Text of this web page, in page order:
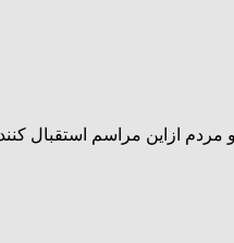
ازاین مراسم استقبال